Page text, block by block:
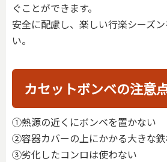
ぐことができます。
安全に配慮し、楽しい行楽シーズ
い。
カセットボンベの注意
①熱源の近くにボンベを置かない
➁容器カバーの上にかかる大きな
③劣化したコンロは使わない